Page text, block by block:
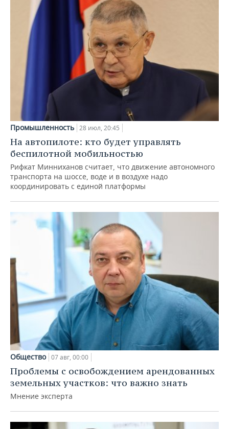
Промышленность 28 июл, 20:45
На автопилоте: кто будет управлять
беспилотной мобильностью
Рифкат Минниханов считает, что движение автономного
транспорта на шоссе, воде и в воздухе надо
координировать с единой платформы
Общество 07 авг, 00:00
Проблемы с освобождением арендованных
земельных участков: что важно знать
Мнение эксперта